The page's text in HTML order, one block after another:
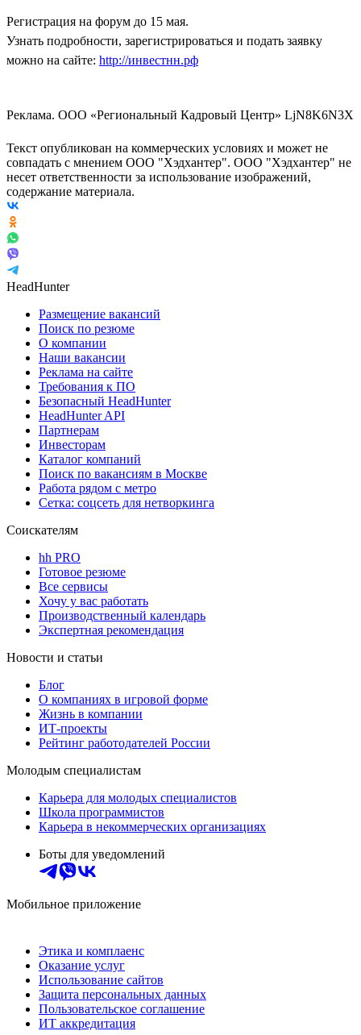
Регистрация на форум до 15 мая.
Узнать подробности, зарегистрироваться и подать заявку
можно на сайте: http://инвестнн.рф
Реклама. ООО «Региональный Кадровый Центр» LjN8K6N3X
Текст опубликован на коммерческих условиях и может не
совпадать с мнением ООО "Хэдхантер". ООО "Хэдхантер" не
несет ответственности за использование изображений,
содержание материала.
HeadHunter
Размещение вакансий
Поиск по резюме
О компании
Наши вакансии
Реклама на сайте
Требования к ПО
Безопасный HeadHunter
HeadHunter API
Партнерам
Инвесторам
Каталог компаний
Поиск по вакансиям в Москве
Работа рядом с метро
Сетка: соцсеть для нетворкинга
Соискателям
hh PRO
Готовое резюме
Все сервисы
Хочу у вас работать
Производственный календарь
Экспертная рекомендация
Новости и статьи
Блог
О компаниях в игровой форме
Жизнь в компании
ИТ-проекты
Рейтинг работодателей России
Молодым специалистам
Карьера для молодых специалистов
Школа программистов
Карьера в некоммерческих организациях
Боты для уведомлений
Мобильное приложение
Этика и комплаенс
Оказание услуг
Использование сайтов
Защита персональных данных
Пользовательское соглашение
ИТ аккредитация